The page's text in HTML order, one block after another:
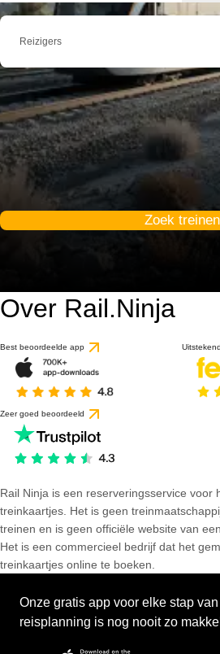
Reizigers
Zoek treinen
Over Rail.Ninja
Best beoordeelde app
Zeer goed beoordeeld
Rail Ninja is een reserveringsservice voor
treinkaartjes. Het is geen
treinen en is geen officiële website van
Het is een commercieel bedrijf dat het
treinkaartjes online te boeken.
Onze gratis app voor elke stap
reisplanning is nog nooit zo